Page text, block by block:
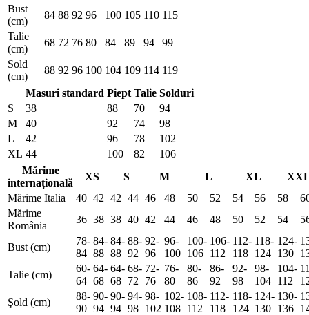
Bust
(cm)
84 88 92 96 100 105 110 115
Talie
(cm)
68 72 76 80 84 89 94
99
Sold
(cm)
88 92 96 100 104 109 114 119
Masuri standard Piept Talie Solduri
S
38 88 70
94
M
40 92 74
98
L
42 96 78
102
XL 44 100 82
106
Mărime
internațională
XS S M L XL
Mărime Italia
40 42 42 44 46 48 50 52 54 56 58
Mărime
România
36 38 38 40 42 44 46 48 50 52 54
Bust (cm)
78-
84
84-
88
84-
88
88-
92
92-
96
96-
100
100-
106
106-
112
112-
118
118-
124
124-
130
Talie (cm)
60-
64
64-
68
64-
68
68-
72
72-
76
76-
80
80-
86
86-
92
92-
98
98-
104
104-
112
Şold (cm)
88-
90
90-
94
90-
94
94-
98
98-
102
102-
108
108-
112
112-
118
118-
124
124-
130
130-
136